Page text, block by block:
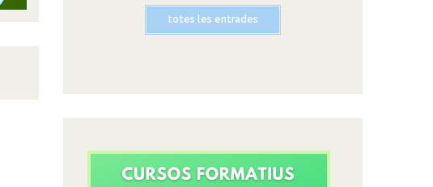
totes les entrades